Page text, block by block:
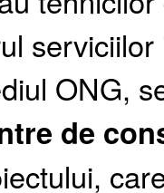
ONG,
de